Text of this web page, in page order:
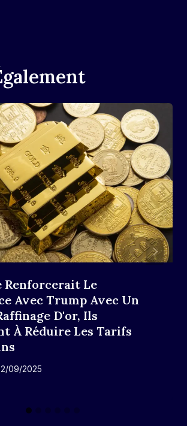
Renforcerait Le
Avec Trump Avec Un
D'or, Ils
À Réduire Les Tarifs
09/2025